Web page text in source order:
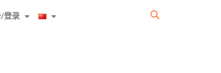
登录